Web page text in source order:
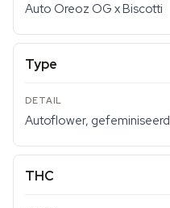
Auto Oreoz OG x Biscotti
Type
Autoflower, gefeminiseerd
THC